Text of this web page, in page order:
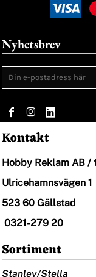
Nyhetsbrev
Kontakt
Hobby Reklam AB /
Ulricehamnsvägen 1
523 60 Gällstad
0321-279 20
Sortiment
Stanley/Stella